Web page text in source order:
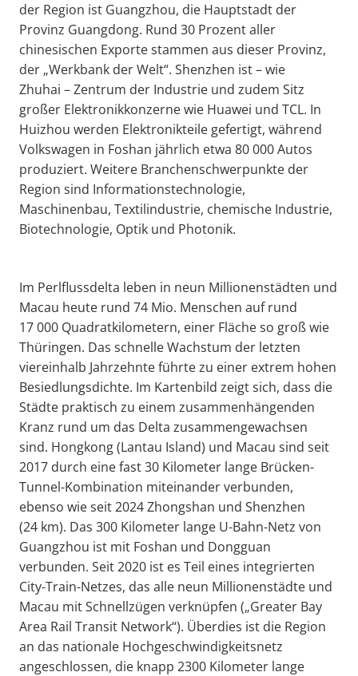
der Region ist Guangzhou, die Hauptstadt der
Provinz Guangdong. Rund 30 Prozent aller
chinesischen Exporte stammen aus dieser Provinz,
der „Werkbank der Welt“. Shenzhen ist – wie
Zhuhai – Zentrum der Industrie und zudem Sitz
großer Elektronikkonzerne wie Huawei und TCL. In
Huizhou werden Elektronikteile gefertigt, während
Volkswagen in Foshan jährlich etwa 80 000 Autos
produziert. Weitere Branchenschwerpunkte der
Region sind Informationstechnologie,
Maschinenbau, Textilindustrie, chemische Industrie,
Biotechnologie, Optik und Photonik.
Im Perlflussdelta leben in neun Millionenstädten und
Macau heute rund 74 Mio. Menschen auf rund
17 000 Quadratkilometern, einer Fläche so groß wie
Thüringen. Das schnelle Wachstum der letzten
viereinhalb Jahrzehnte führte zu einer extrem hohen
Besiedlungsdichte. Im Kartenbild zeigt sich, dass die
Städte praktisch zu einem zusammenhängenden
Kranz rund um das Delta zusammengewachsen
sind. Hongkong (Lantau Island) und Macau sind seit
2017 durch eine fast 30 Kilometer lange Brücken-
Tunnel-Kombination miteinander verbunden,
ebenso wie seit 2024 Zhongshan und Shenzhen
(24 km). Das 300 Kilometer lange U-Bahn-Netz von
Guangzhou ist mit Foshan und Dongguan
verbunden. Seit 2020 ist es Teil eines integrierten
City-Train-Netzes, das alle neun Millionenstädte und
Macau mit Schnellzügen verknüpfen („Greater Bay
Area Rail Transit Network“). Überdies ist die Region
an das nationale Hochgeschwindigkeitsnetz
angeschlossen, die knapp 2300 Kilometer lange